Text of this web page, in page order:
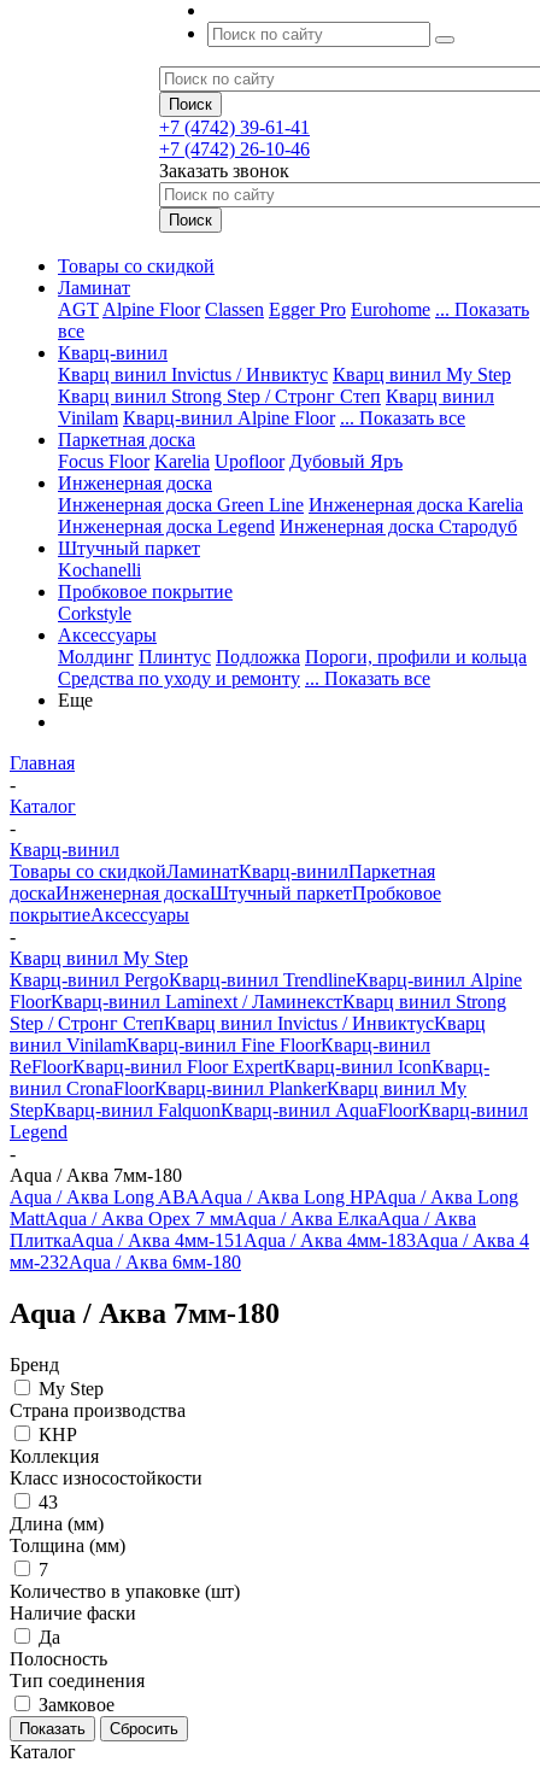
+7 (4742) 39-61-41
+7 (4742) 26-10-46
Заказать звонок
Товары со скидкой
Ламинат
AGT Alpine Floor Classen Egger Pro Eurohome ... Показать
все
Кварц-винил
Кварц винил Invictus / Инвиктус Кварц винил My Step
Кварц винил Strong Step / Стронг Степ Кварц винил
Vinilam Кварц-винил Alpine Floor ... Показать все
Паркетная доска
Focus Floor Karelia Upofloor Дубовый Яръ
Инженерная доска
Инженерная доска Green Line Инженерная доска Karelia
Инженерная доска Legend Инженерная доска Стародуб
Штучный паркет
Kochanelli
Пробковое покрытие
Corkstyle
Аксессуары
Молдинг Плинтус Подложка Пороги, профили и кольца
Средства по уходу и ремонту ... Показать все
Еще
Главная
-
Каталог
-
Кварц-винил
Товары со скидкойЛаминатКварц-винилПаркетная
доскаИнженерная доскаШтучный паркетПробковое
покрытиеАксессуары
-
Кварц винил My Step
Кварц-винил PergoКварц-винил TrendlineКварц-винил Alpine
FloorКварц-винил Laminext / ЛаминекстКварц винил Strong
Step / Стронг СтепКварц винил Invictus / ИнвиктусКварц
винил VinilamКварц-винил Fine FloorКварц-винил
ReFloorКварц-винил Floor ExpertКварц-винил IconКварц-
винил CronaFloorКварц-винил PlankerКварц винил My
StepКварц-винил FalquonКварц-винил AquaFloorКварц-винил
Legend
-
Aqua / Аква 7мм-180
Aqua / Аква Long ABAAqua / Аква Long HPAqua / Аква Long
MattAqua / Аква Орех 7 ммAqua / Аква ЕлкаAqua / Аква
ПлиткаAqua / Аква 4мм-151 Aqua / Аква 4мм-183Aqua / Аква 4
мм-232Aqua / Аква 6мм-180
Aqua / Аква 7мм-180
Бренд
My Step
Страна производства
КНР
Коллекция
Класс износостойкости
43
Длина (мм)
Толщина (мм)
7
Количество в упаковке (шт)
Наличие фаски
Да
Полосность
Тип соединения
Замковое
Каталог